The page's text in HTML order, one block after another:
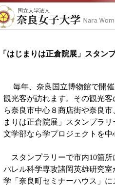
「はじまりは正倉院展」スタン
毎年、奈良国立博物館で開催
観光客が訪れます。その観光
ら奈良市中心８商店街や奈良
まりは正倉院展」スタンプラ
文学部なら学プロジェクトを中
スタンプラリーで市内10箇所
パレル科学専攻諸岡英雄研究
学「奈良町セミナーハウス」